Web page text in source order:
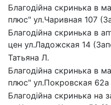
Благодійна скринька в
плюс" ул.Чаривная 107
Благодійна скринька в
цен ул.Ладожская 14
Татьяна Л.
Благодійна скринька в
плюс" ул.Покровская 62а
Благодійна скринька на